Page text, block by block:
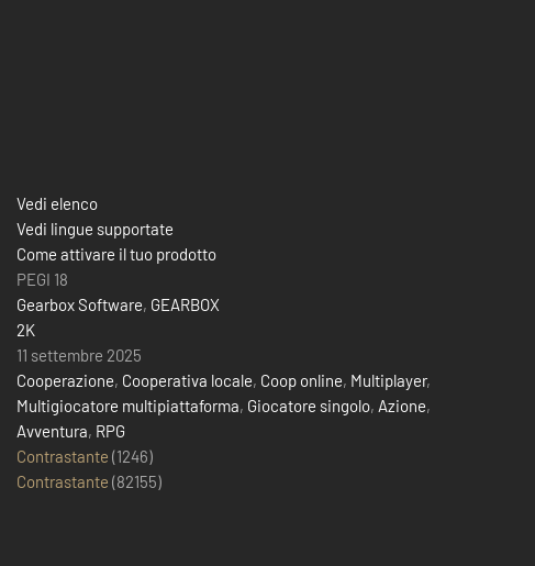
Vedi elenco
Vedi lingue supportate
Come attivare il tuo prodotto
PEGI 18
Gearbox Software, GEARBOX
2K
11 settembre 2025
Cooperazione, Cooperativa locale, Coop online, Multiplayer,
Multigiocatore multipiattaforma, Giocatore singolo, Azione,
Avventura, RPG
Contrastante (1246)
Contrastante (82155)